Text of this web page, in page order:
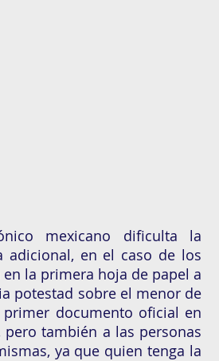
mexicano dificulta la
adicional, en el caso de los
la primera hoja de papel a
potestad sobre el menor de
primer documento oficial en
también a las personas
ya que quien tenga la